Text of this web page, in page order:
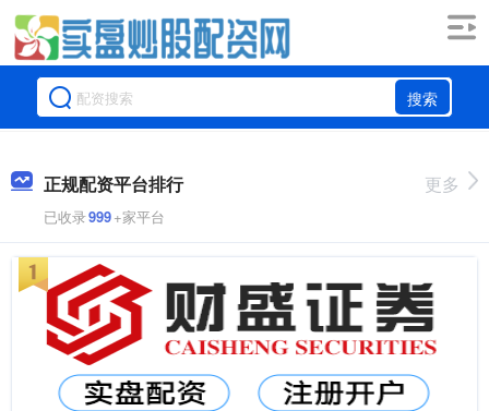
搜索
正规配资平台排行
已收录999+家平台
更多